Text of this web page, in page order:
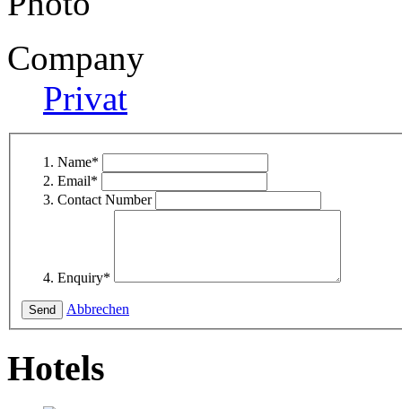
Company
Privat
Name*
Email*
Contact Number
Enquiry*
Abbrechen
Hotels